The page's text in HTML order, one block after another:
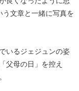
文章と一緒に写真を
いるジェジュンの姿
父母の日」を控え